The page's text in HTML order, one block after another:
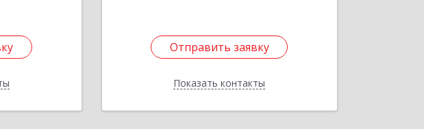
Отправить заявку
Показать контакты
Отправить заявку
Назад